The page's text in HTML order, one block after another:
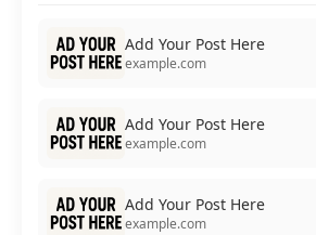
Add Your Post Here
example.com
Add Your Post Here
example.com
Add Your Post Here
example.com